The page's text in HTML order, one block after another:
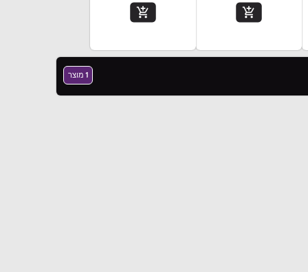
add_shopping_cart
add_shopping_cart
1 מוצר